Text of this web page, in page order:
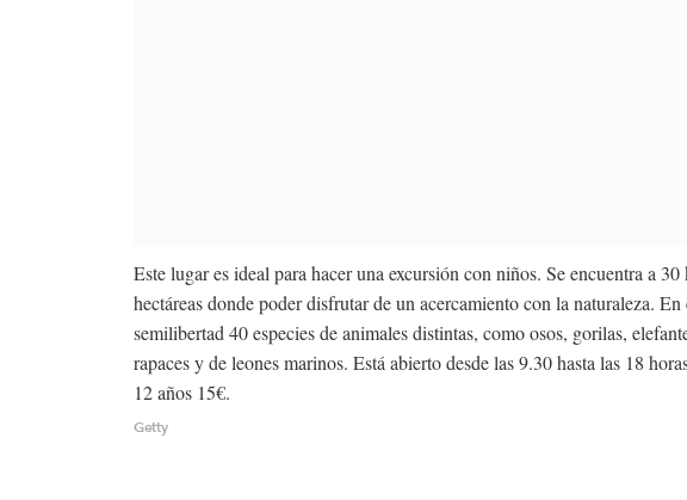
Este lugar es ideal para hacer una excursión con niños. Se encuentra a
hectáreas donde poder disfrutar de un acercamiento con la naturaleza. En
semilibertad 40 especies de animales distintas, como osos, gorilas,
rapaces y de leones marinos. Está abierto desde las 9.30 hasta las 18
12 años 15€.
Getty